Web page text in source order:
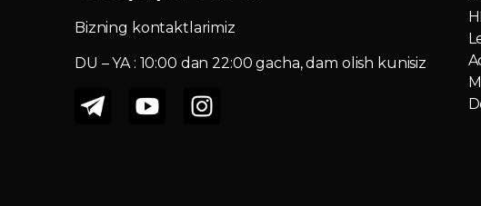
Bizning kontaktlarimiz
DU – YA : 10:00 dan 22:00 gacha, dam olish kunisiz